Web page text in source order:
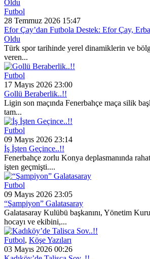
Futbol
28 Temmuz 2026 15:47
Efor Çay’dan Futbola Destek: Efor Çay,
Oldu
Türk spor tarihinde yerel dinamiklerin ve
veren...
Futbol
17 Mayıs 2026 23:00
Gollü Beraberlik..!!
Ligin son maçında Fenerbahçe maça silik
tam...
Futbol
09 Mayıs 2026 23:14
İş İşten Geçince..!!
Fenerbahçe zorlu Konya deplasmanında
işten geçmişti....
Futbol
09 Mayıs 2026 23:05
“Şampiyon” Galatasaray
Galatasaray Kulübü başkanını, Yönetim
hocayı ve ekibini,...
Futbol, Köşe Yazıları
03 Mayıs 2026 00:26